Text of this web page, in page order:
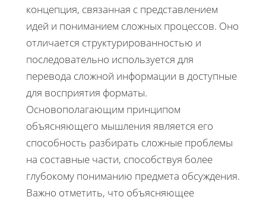
концепция, связанная с представлением
идей и пониманием сложных процессов. Оно
отличается структурированностью и
последовательно используется для
перевода сложной информации в доступные
для восприятия форматы.
Основополагающим принципом
объясняющего мышления является его
способность разбирать сложные проблемы
на составные части, способствуя более
глубокому пониманию предмета обсуждения.
Важно отметить, что объясняющее